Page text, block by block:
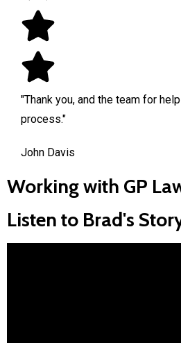
"Thank you, and the team for
process."
John Davis
Working with GP
Listen to Brad's